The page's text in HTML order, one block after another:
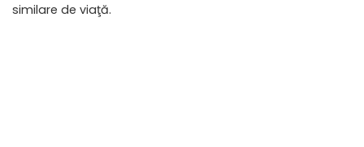
similare de viaţă.